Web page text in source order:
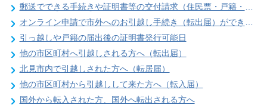
郵送でできる手続きや証明書等の交付請求（住民票・戸籍・国民年金関係）
オンライン申請で市外へのお引越し手続き（転出届）ができます
引っ越しや戸籍の届出後の証明書発行可能日
他の市区町村へ引越しされる方へ（転出届）
北見市内で引越しされた方へ（転居届）
他の市区町村から引越しして来た方へ（転入届）
国外から転入された方、国外へ転出される方へ